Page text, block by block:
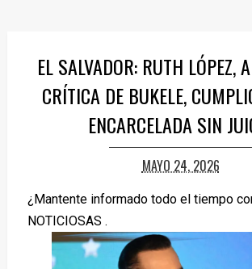
EL SALVADOR: RUTH LÓPEZ,
CRÍTICA DE BUKELE,
ENCARCELADA SIN
MAYO 24, 2026
¿Mantente informado todo el tiempo
NOTICIOSAS .